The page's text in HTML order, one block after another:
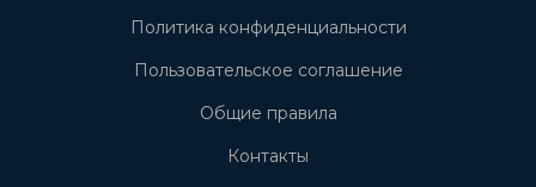
Политика конфиденциальности
Пользовательское соглашение
Общие правила
Контакты